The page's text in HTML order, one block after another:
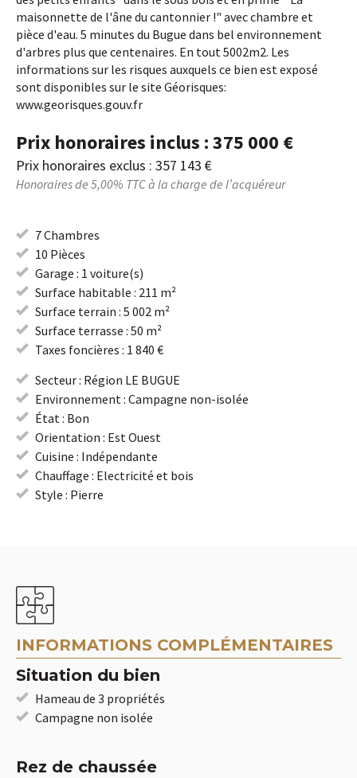
maisonnette de l'âne du cantonnier !" avec chambre et
pièce d'eau. 5 minutes du Bugue dans bel environnement
d'arbres plus que centenaires. En tout 5002m2. Les
informations sur les risques auxquels ce bien est exposé
sont disponibles sur le site Géorisques:
www.georisques.gouv.fr
Prix honoraires inclus : 375 000 €
Prix honoraires exclus : 357 143 €
Honoraires de 5,00% TTC à la charge de l’acquéreur
7 Chambres
10 Pièces
Garage : 1 voiture(s)
Surface habitable : 211 m²
Surface terrain : 5 002 m²
Surface terrasse : 50 m²
Taxes foncières : 1 840 €
Secteur : Région LE BUGUE
Environnement : Campagne non-isolée
État : Bon
Orientation : Est Ouest
Cuisine : Indépendante
Chauffage : Electricité et bois
Style : Pierre
INFORMATIONS COMPLÉMENTAIRES
Situation du bien
Hameau de 3 propriétés
Campagne non isolée
Rez de chaussée